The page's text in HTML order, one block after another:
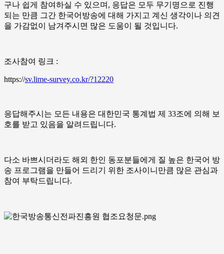
구나 쉽게 참여하실 수 있으며, 응답은 모두 무기명으로 진행
되는 만큼 그간 한국어방송에 대해 가지고 계신 생각이나 의견
을 가감없이 남겨주시면 많은 도움이 될 것입니다.
조사참여 링크 :
https://sv.lime-survey.co.kr/?12220
응답해주시는 모든 내용은 대한민국 통계법 제 33조에 의해 보
호를 받고 있음을 알려드립니다.
다소 바쁘시더라도 해외 한인 동포분들에게 질 높은 한국어 방
송 프로그램을 만들어 드리기 위한 조사이니만큼 많은 관심과
참여 부탁드립니다.